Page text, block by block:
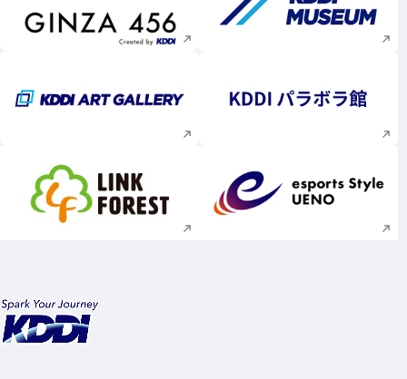
新規ウィンドウで開く 新規ウィンドウで
新規ウィンドウで開く 新規ウィンドウで
新規ウィンドウで開く 新規ウィンドウで